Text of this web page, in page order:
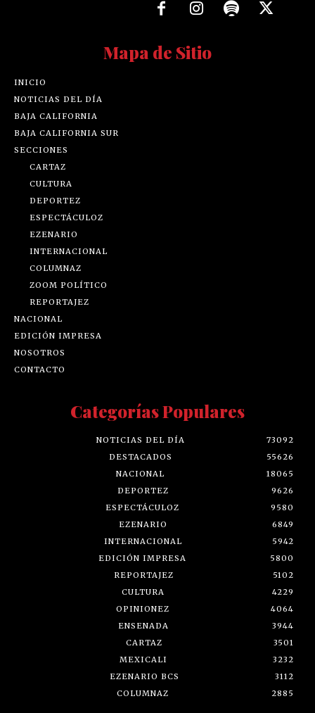
Mapa de Sitio
INICIO
NOTICIAS DEL DÍA
BAJA CALIFORNIA
BAJA CALIFORNIA SUR
SECCIONES
CARTAZ
CULTURA
DEPORTEZ
ESPECTÁCULOZ
EZENARIO
INTERNACIONAL
COLUMNAZ
ZOOM POLÍTICO
REPORTAJEZ
NACIONAL
EDICIÓN IMPRESA
NOSOTROS
CONTACTO
Categorías Populares
NOTICIAS DEL DÍA
73092
DESTACADOS
55626
NACIONAL
18065
DEPORTEZ
9626
ESPECTÁCULOZ
9580
EZENARIO
6849
INTERNACIONAL
5942
EDICIÓN IMPRESA
5800
REPORTAJEZ
5102
CULTURA
4229
OPINIONEZ
4064
ENSENADA
3944
CARTAZ
3501
MEXICALI
3232
EZENARIO BCS
3112
COLUMNAZ
2885